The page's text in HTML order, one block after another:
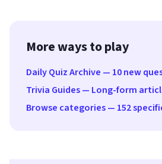
More ways to play
Daily Quiz Archive — 10 new
Trivia Guides — Long-form
Browse categories — 152